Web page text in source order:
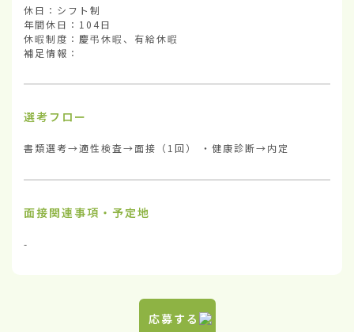
休日：シフト制
年間休日：104日
休暇制度：慶弔休暇、有給休暇
補足情報：
選考フロー
書類選考→適性検査→面接（1回） ・健康診断→内定
面接関連事項・予定地
-
応募する